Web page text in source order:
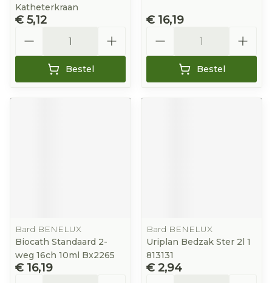
Katheterkraan
€ 5,12
Bestel
€ 16,19
Bestel
Bard BENELUX
Biocath Standaard 2-
weg 16ch 10ml Bx2265
€ 16,19
Bard BENELUX
Uriplan Bedzak Ster 2l 1
813131
€ 2,94